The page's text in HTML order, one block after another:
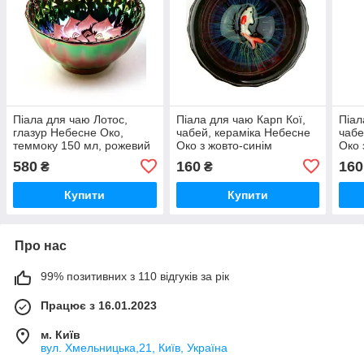
Піала для чаю Лотос,
глазур Небесне Око,
теммоку 150 мл, рожевий
580 ₴
Купити
Піала для чаю Карп Кої,
чабей, кераміка Небесне
Око з жовто-синім
160₴
Купити
Око
160
Про нас
99% позитивних з 110 відгуків за рік
Працює з 16.01.2023
м. Київ
вул. Хмельницька,21, Київ, Україна